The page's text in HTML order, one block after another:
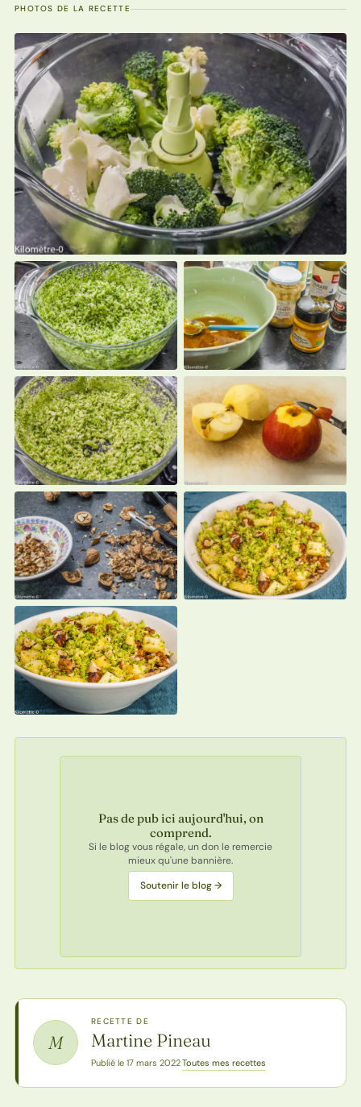
PHOTOS DE LA RECETTE
Pas de pub ici aujourd'hui, on
comprend.
Si le blog vous régale, un don le remercie
mieux qu'une bannière.
Soutenir le blog →
M
RECETTE DE
Martine Pineau
Publié le 17 mars 2022·Toutes mes recettes